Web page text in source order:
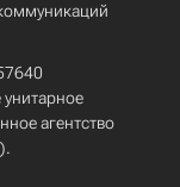
агентство